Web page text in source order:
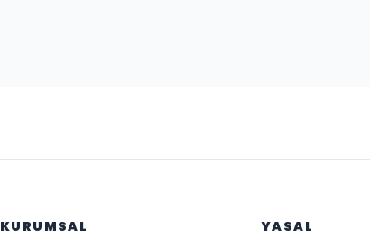
KURUMSAL YASAL